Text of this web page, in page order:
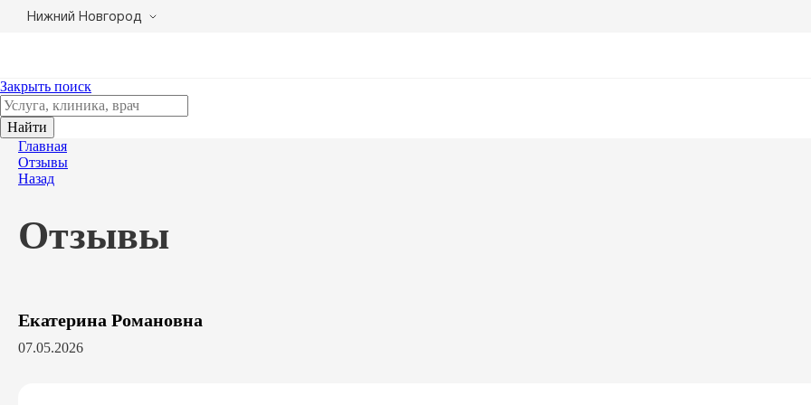
Нижний Новгород
Закрыть поиск
Найти
Главная
Отзывы
Назад
Отзывы
Екатерина Романовна
07.05.2026